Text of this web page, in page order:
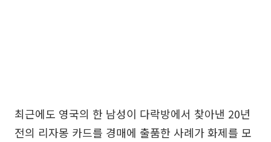
최근에도 영국의 한 남성이 다락방에서 찾아낸 20년
전의 리자몽 카드를 경매에 출품한 사례가 화제를 모